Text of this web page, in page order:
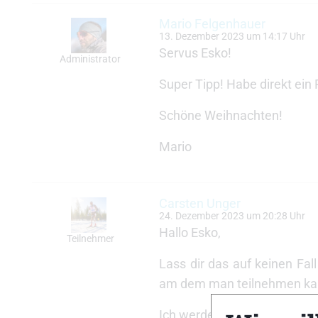
Administrator
Mario Felgenhauer
13. Dezember 2023 um 14:17 Uhr
Servus Esko!
Super Tipp! Habe direkt
Schöne Weihnachten!
Mario
Teilnehmer
Carsten Unger
24. Dezember 2023 um 20:28 Uhr
Hallo Esko,
Lass dir das auf keinen
am dem man teilnehmen
Ich werde dieses Mal zum